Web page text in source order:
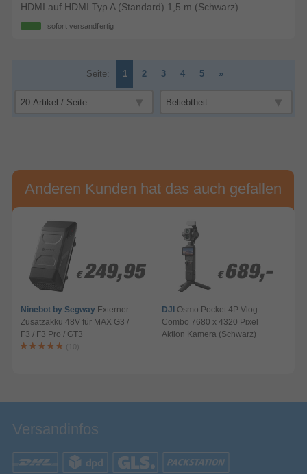
HDMI auf HDMI Typ A (Standard) 1,5 m (Schwarz)
sofort versandfertig
Seite: 1 2 3 4 5 »
Anderen Kunden hat das auch gefallen
€ 249,95
€ 249,95
Ninebot by Segway Externer
Zusatzakku 48V für MAX G3 /
F3 / F3 Pro / GT3
(10)
€ 689,-
€ 689,-
DJI Osmo Pocket 4P Vlog
Combo 7680 x 4320 Pixel
Aktion Kamera (Schwarz)
Versandinfos